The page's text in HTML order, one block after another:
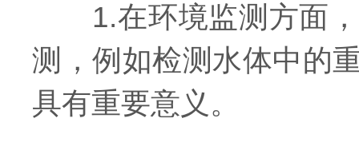
1.在环境监测方面，
测，例如检测水体中的
具有重要意义。